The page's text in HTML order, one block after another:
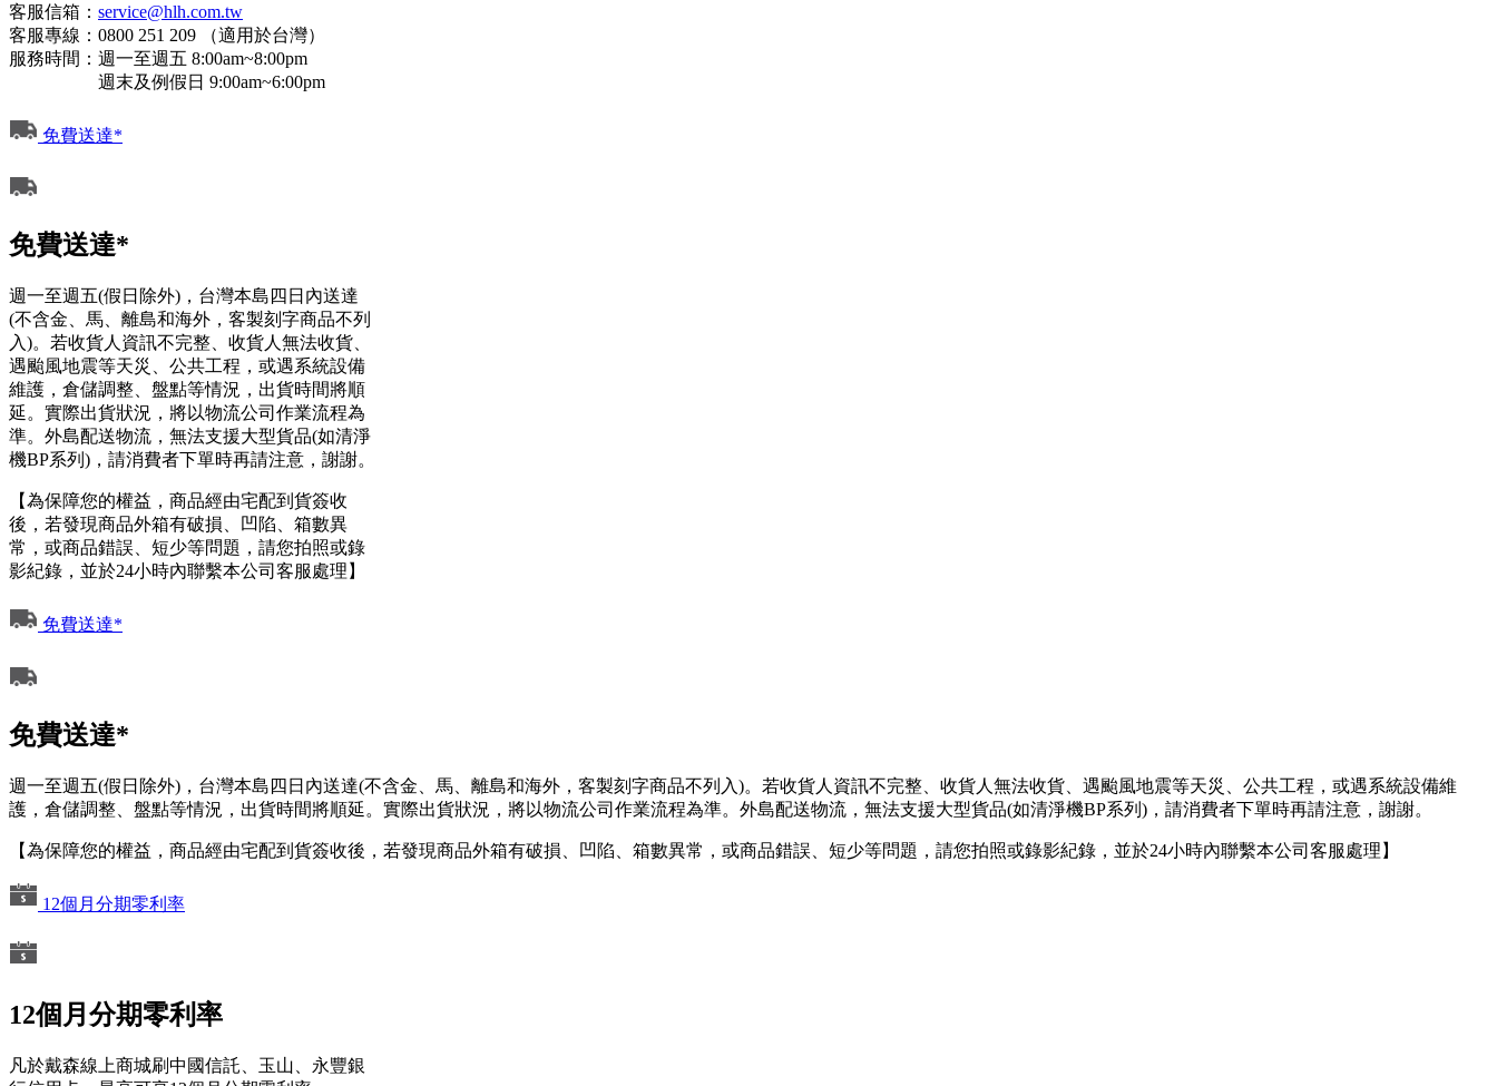
客服信箱： service@hlh.com.tw
客服專線：0800 251 209 （適用於台灣）
服務時間：週一至週五 8:00am~8:00pm
週末及例假日 9:00am~6:00pm
免費送達*
免費送達*
週一至週五(假日除外)，台灣本島四日內送達
(不含金、馬、離島和海外，客製刻字商品不列
入)。若收貨人資訊不完整、收貨人無法收貨、
遇颱風地震等天災、公共工程，或遇系統設備
維護，倉儲調整、盤點等情況，出貨時間將順
延。實際出貨狀況，將以物流公司作業流程為
準。外島配送物流，無法支援大型貨品(如清淨
機BP系列)，請消費者下單時再請注意，謝謝。
【為保障您的權益，商品經由宅配到貨簽收
後，若發現商品外箱有破損、凹陷、箱數異
常，或商品錯誤、短少等問題，請您拍照或錄
影紀錄，並於24小時內聯繫本公司客服處理】
免費送達*
免費送達*
週一至週五(假日除外)，台灣本島四日內送達(不含金、馬、離島和海外，客製刻字商品不列入)。若收貨人資訊不完整、收貨人無法收貨、遇颱風地震等天災、公共工程，或遇系統設備維
護，倉儲調整、盤點等情況，出貨時間將順延。實際出貨狀況，將以物流公司作業流程為準。外島配送物流，無法支援大型貨品(如清淨機BP系列)，請消費者下單時再請注意，謝謝。
【為保障您的權益，商品經由宅配到貨簽收後，若發現商品外箱有破損、凹陷、箱數異常，或商品錯誤、短少等問題，請您拍照或錄影紀錄，並於24小時內聯繫本公司客服處理】
12個月分期零利率
12個月分期零利率
凡於戴森線上商城刷中國信託、玉山、永豐銀